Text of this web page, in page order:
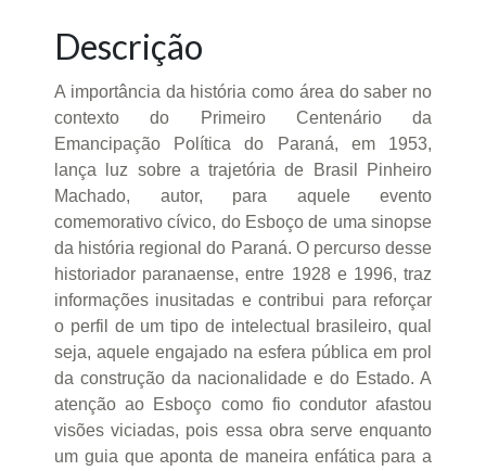
Descrição
A importância da história como área do saber no
contexto do Primeiro Centenário da
Emancipação Política do Paraná, em 1953,
lança luz sobre a trajetória de Brasil Pinheiro
Machado, autor, para aquele evento
comemorativo cívico, do Esboço de uma sinopse
da história regional do Paraná. O percurso desse
historiador paranaense, entre 1928 e 1996, traz
informações inusitadas e contribui para reforçar
o perfil de um tipo de intelectual brasileiro, qual
seja, aquele engajado na esfera pública em prol
da construção da nacionalidade e do Estado. A
atenção ao Esboço como fio condutor afastou
visões viciadas, pois essa obra serve enquanto
um guia que aponta de maneira enfática para a